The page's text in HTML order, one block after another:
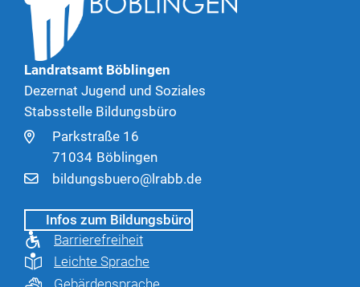
Landratsamt Böblingen
Dezernat Jugend und Soziales
Stabsstelle Bildungsbüro
Parkstraße 16
71034 Böblingen
bildungsbuero@lrabb.de
Infos zum Bildungsbüro
Barrierefreiheit
Leichte Sprache
Gebärdensprache